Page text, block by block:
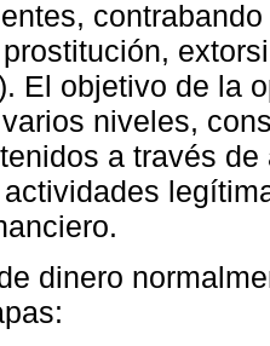
El objetivo de la
niveles,
a través
dinero